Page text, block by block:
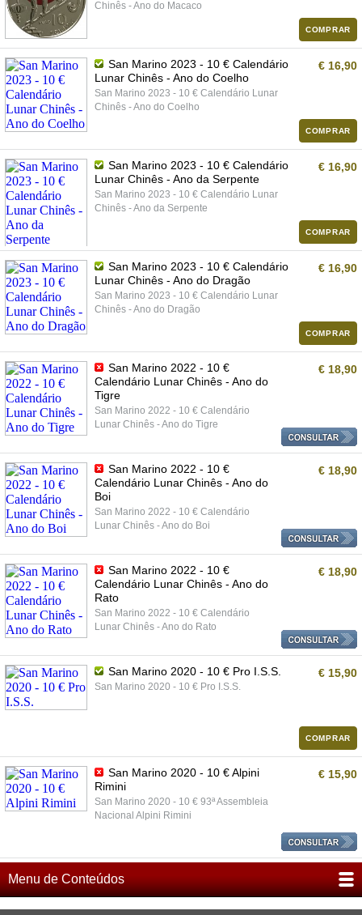
Chinês - Ano do Macaco
COMPRAR
San Marino 2023 - 10 € Calendário
Lunar Chinês - Ano do Coelho
San Marino 2023 - 10 € Calendário Lunar
Chinês - Ano do Coelho
€ 16,90
COMPRAR
San Marino 2023 - 10 € Calendário
Lunar Chinês - Ano da Serpente
San Marino 2023 - 10 € Calendário Lunar
Chinês - Ano da Serpente
€ 16,90
COMPRAR
San Marino 2023 - 10 € Calendário
Lunar Chinês - Ano do Dragão
San Marino 2023 - 10 € Calendário Lunar
Chinês - Ano do Dragão
€ 16,90
COMPRAR
San Marino 2022 - 10 €
Calendário Lunar Chinês - Ano do
Tigre
San Marino 2022 - 10 € Calendário
Lunar Chinês - Ano do Tigre
€ 18,90
San Marino 2022 - 10 €
Calendário Lunar Chinês - Ano do
Boi
San Marino 2022 - 10 € Calendário
Lunar Chinês - Ano do Boi
€ 18,90
San Marino 2022 - 10 €
Calendário Lunar Chinês - Ano do
Rato
San Marino 2022 - 10 € Calendário
Lunar Chinês - Ano do Rato
€ 18,90
San Marino 2020 - 10 € Pro I.S.S.
San Marino 2020 - 10 € Pro I.S.S.
€ 15,90
COMPRAR
San Marino 2020 - 10 € Alpini
Rimini
San Marino 2020 - 10 € 93ª Assembleia
Nacional Alpini Rimini
€ 15,90
Menu de Conteúdos